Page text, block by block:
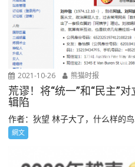
2021-10-26 熊猫时报
荒谬！将“统一”和“民主”
辑陷
作者：狄望 林子大了，什么样的鸟
網文